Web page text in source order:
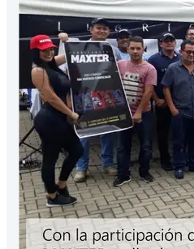
Presentación
3.78Lts
VER PRODUCTO